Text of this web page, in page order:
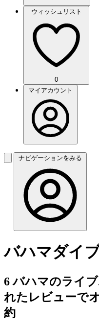
ウィッシュリスト
0
マイアカウント
ナビゲーションをみる
バハマダイ
6 バハマのライ
れたレビューで
約